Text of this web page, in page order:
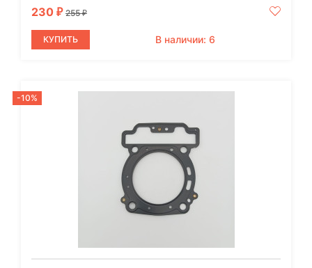
230 ₽ 255₽
КУПИТЬ В наличии: 6
-10%